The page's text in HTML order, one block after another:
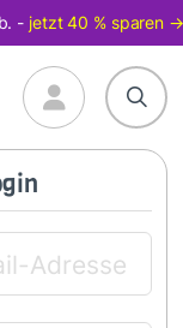
- jetzt 40 % sparen →